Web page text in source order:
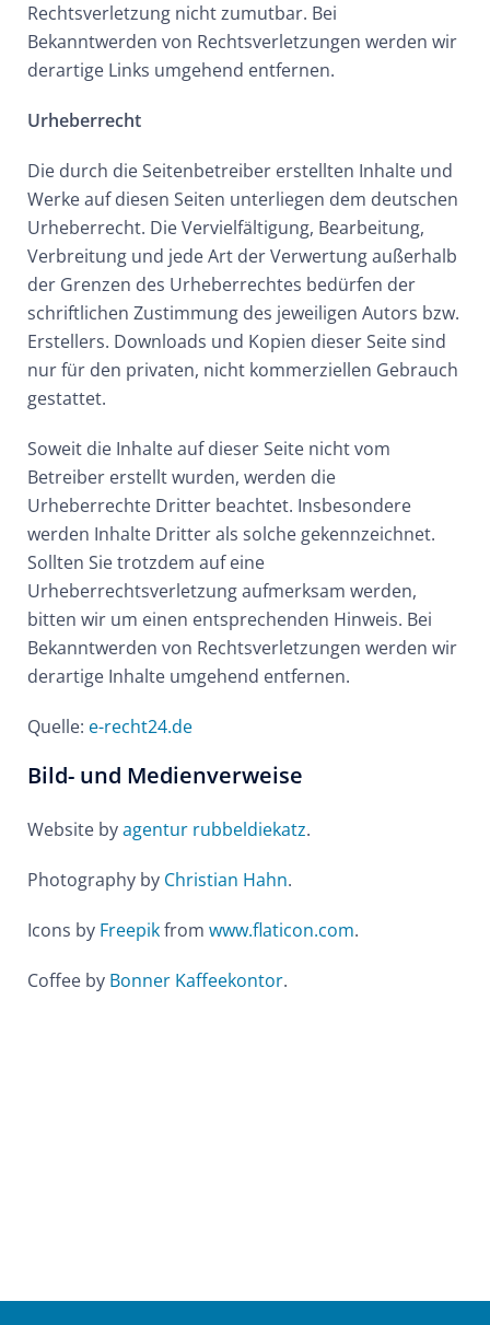
Rechtsverletzung nicht zumutbar. Bei
Bekanntwerden von Rechtsverletzungen werden wir
derartige Links umgehend entfernen.
Urheberrecht
Die durch die Seitenbetreiber erstellten Inhalte und
Werke auf diesen Seiten unterliegen dem deutschen
Urheberrecht. Die Vervielfältigung, Bearbeitung,
Verbreitung und jede Art der Verwertung außerhalb
der Grenzen des Urheberrechtes bedürfen der
schriftlichen Zustimmung des jeweiligen Autors bzw.
Erstellers. Downloads und Kopien dieser Seite sind
nur für den privaten, nicht kommerziellen Gebrauch
gestattet.
Soweit die Inhalte auf dieser Seite nicht vom
Betreiber erstellt wurden, werden die
Urheberrechte Dritter beachtet. Insbesondere
werden Inhalte Dritter als solche gekennzeichnet.
Sollten Sie trotzdem auf eine
Urheberrechtsverletzung aufmerksam werden,
bitten wir um einen entsprechenden Hinweis. Bei
Bekanntwerden von Rechtsverletzungen werden wir
derartige Inhalte umgehend entfernen.
Quelle: e-recht24.de
Bild- und Medienverweise
Website byagentur rubbeldiekatz.
Photography by Christian Hahn.
Icons by Freepikfrom www.flaticon.com.
Coffee by Bonner Kaffeekontor.